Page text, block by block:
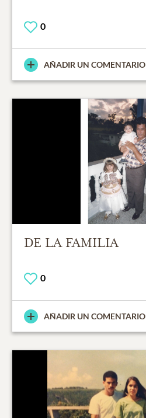
0
AÑADIR UN COMENTARIO
DE LA FAMILIA
0
AÑADIR UN COMENTARIO